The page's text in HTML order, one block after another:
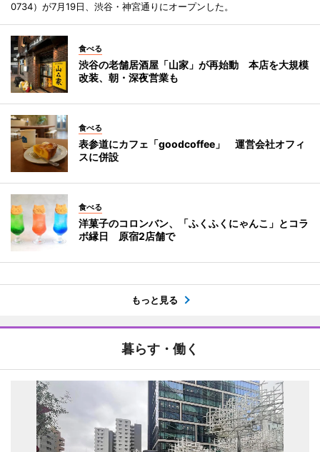
0734）が7月19日、渋谷・神宮通りにオープンした。
食べる
渋谷の老舗居酒屋「山家」が再始動 本店を大規模
改装、朝・深夜営業も
食べる
表参道にカフェ「goodcoffee」 運営会社オフィ
スに併設
食べる
洋菓子のコロンバン、「ふくふくにゃんこ」とコラ
ボ縁日 原宿2店舗で
もっと見る
暮らす・働く